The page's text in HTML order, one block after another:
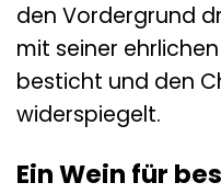
den Vordergrund
mit seiner
besticht und den
widerspiegelt.
Ein Wein für